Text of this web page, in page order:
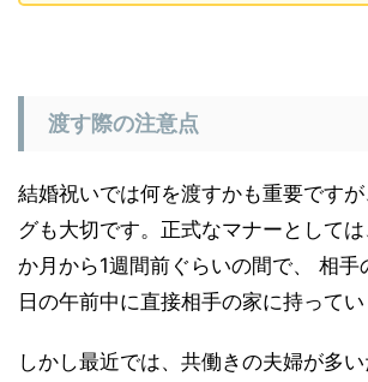
渡す際の注意点
結婚祝いでは何を渡すかも重要です
グも大切です。正式なマナーとして
か月から1週間前ぐらいの間で、 相手
日の午前中に直接相手の家に持ってい
しかし最近では、共働きの夫婦が多